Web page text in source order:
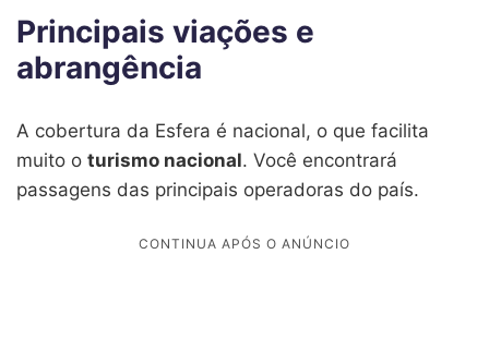
Principais viações e
abrangência
A cobertura da Esfera é nacional, o que facilita
muito o turismo nacional. Você encontrará
passagens das principais operadoras do país.